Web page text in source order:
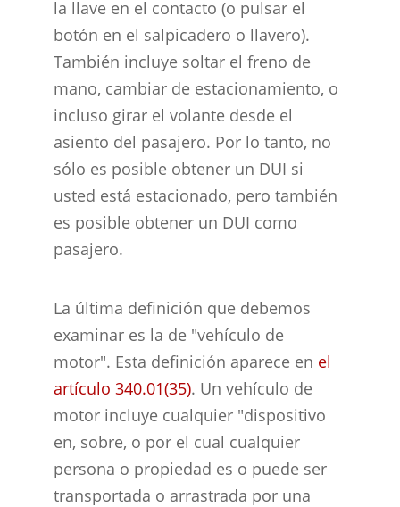
la llave en el contacto (o pulsar el
botón en el salpicadero o llavero).
También incluye soltar el freno de
mano, cambiar de estacionamiento, o
incluso girar el volante desde el
asiento del pasajero. Por lo tanto, no
sólo es posible obtener un DUI si
usted está estacionado, pero también
es posible obtener un DUI como
pasajero.
La última definición que debemos
examinar es la de "vehículo de
motor". Esta definición aparece en el
artículo 340.01(35). Un vehículo de
motor incluye cualquier "dispositivo
en, sobre, o por el cual cualquier
persona o propiedad es o puede ser
transportada o arrastrada por una